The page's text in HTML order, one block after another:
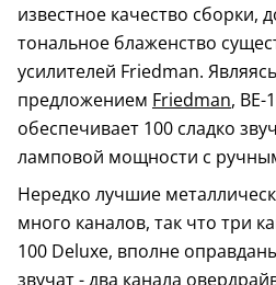
известное качество сборки,
тональное блаженство
усилителей Friedman.
предложением Friedman, BE-
обеспечивает 100 сладко
ламповой мощности с
Нередко лучшие
много каналов, так что три
100 Deluxe, вполне
звучат - два канала